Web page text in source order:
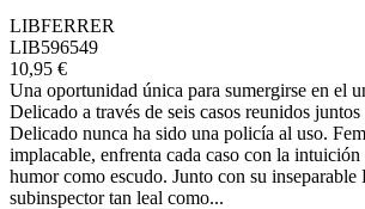
LIBFERRER
LIB596549
10,95 €
Una oportunidad única para sumergirse en el
Delicado a través de seis casos reunidos
Delicado nunca ha sido una policía al uso.
implacable, enfrenta cada caso con la
humor como escudo. Junto con su
subinspector tan leal como...